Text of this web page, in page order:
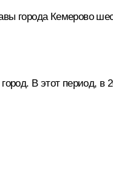
города Кемерово
В этот период,